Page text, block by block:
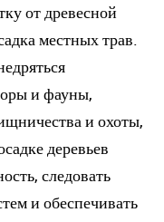
от древесной
местных трав.
и фауны,
и охоты,
деревьев
следовать
и обеспечивать